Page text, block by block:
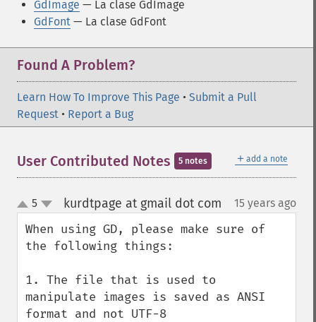
GdImage — La clase GdImage
GdFont — La clase GdFont
Found A Problem?
Learn How To Improve This Page • Submit a Pull
Request • Report a Bug
＋ add a note
User Contributed Notes 5 notes
up
down
5 kurdtpage at gmail dot com 15 years ago
When using GD, please make sure of
the following things:
1. The file that is used to
manipulate images is saved as ANSI
format and not UTF-8